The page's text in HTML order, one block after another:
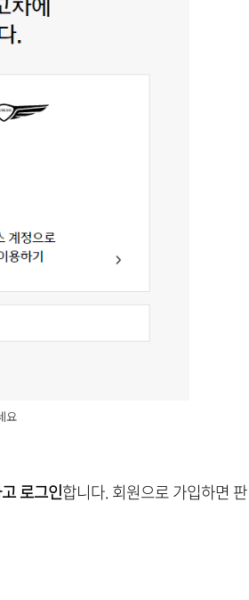
요
로그인합니다. 회원으로 가입하면 판